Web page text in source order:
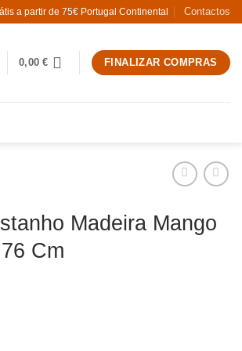
a partir de 75€ Portugal Continental Contactos
0,00€ FINALIZAR COMPRAS
Madeira Mango
Cm